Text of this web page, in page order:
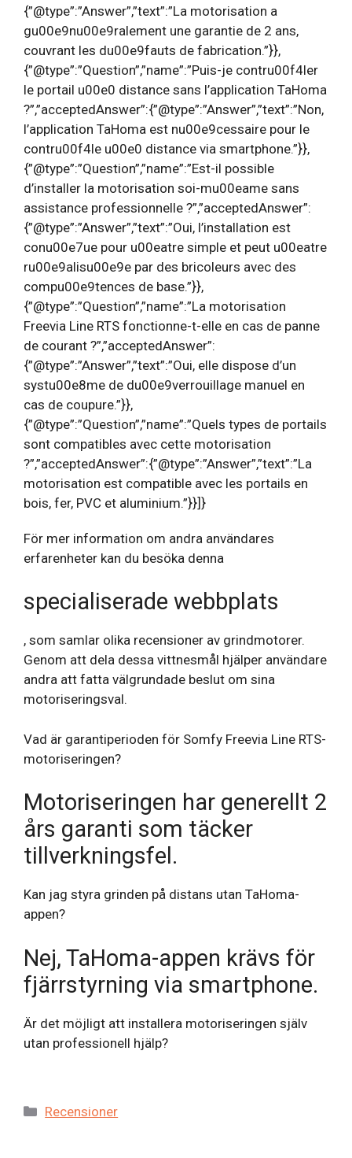
{”@type”:”Answer”,”text”:”La motorisation a
gu00e9nu00e9ralement une garantie de 2 ans,
couvrant les du00e9fauts de fabrication.”}},
{”@type”:”Question”,”name”:”Puis-je contru00f4ler
le portail u00e0 distance sans l’application TaHoma
?”,”acceptedAnswer”:{”@type”:”Answer”,”text”:”Non,
l’application TaHoma est nu00e9cessaire pour le
contru00f4le u00e0 distance via smartphone.”}},
{”@type”:”Question”,”name”:”Est-il possible
d’installer la motorisation soi-mu00eame sans
assistance professionnelle ?”,”acceptedAnswer”:
{”@type”:”Answer”,”text”:”Oui, l’installation est
conu00e7ue pour u00eatre simple et peut u00eatre
ru00e9alisu00e9e par des bricoleurs avec des
compu00e9tences de base.”}},
{”@type”:”Question”,”name”:”La motorisation
Freevia Line RTS fonctionne-t-elle en cas de panne
de courant ?”,”acceptedAnswer”:
{”@type”:”Answer”,”text”:”Oui, elle dispose d’un
systu00e8me de du00e9verrouillage manuel en
cas de coupure.”}},
{”@type”:”Question”,”name”:”Quels types de portails
sont compatibles avec cette motorisation
?”,”acceptedAnswer”:{”@type”:”Answer”,”text”:”La
motorisation est compatible avec les portails en
bois, fer, PVC et aluminium.”}}]}
För mer information om andra användares
erfarenheter kan du besöka denna
specialiserade webbplats
, som samlar olika recensioner av grindmotorer.
Genom att dela dessa vittnesmål hjälper användare
andra att fatta välgrundade beslut om sina
motoriseringsval.
Vad är garantiperioden för Somfy Freevia Line RTS-
motoriseringen?
Motoriseringen har generellt 2
års garanti som täcker
tillverkningsfel.
Kan jag styra grinden på distans utan TaHoma-
appen?
Nej, TaHoma-appen krävs för
fjärrstyrning via smartphone.
Är det möjligt att installera motoriseringen själv
utan professionell hjälp?
Kategorier
Recensioner